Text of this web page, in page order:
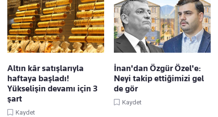
Altın kâr satışlarıyla
haftaya başladı!
Yükselişin devamı için 3
şart
Kaydet
İnan'dan Özgür Özel'e:
Neyi takip ettiğimizi gel
de gör
Kaydet